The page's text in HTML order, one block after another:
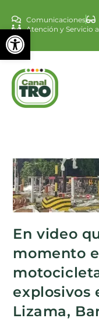
Abrir
Comunicaciones
Atención y Servicio
En video
momento
explosivos
Lizama,